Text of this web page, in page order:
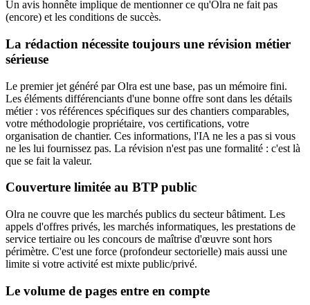
Un avis honnête implique de mentionner ce qu'Olra ne fait pas
(encore) et les conditions de succès.
La rédaction nécessite toujours une révision métier
sérieuse
Le premier jet généré par Olra est une base, pas un mémoire fini.
Les éléments différenciants d'une bonne offre sont dans les détails
métier : vos références spécifiques sur des chantiers comparables,
votre méthodologie propriétaire, vos certifications, votre
organisation de chantier. Ces informations, l'IA ne les a pas si vous
ne les lui fournissez pas. La révision n'est pas une formalité : c'est là
que se fait la valeur.
Couverture limitée au BTP public
Olra ne couvre que les marchés publics du secteur bâtiment. Les
appels d'offres privés, les marchés informatiques, les prestations de
service tertiaire ou les concours de maîtrise d'œuvre sont hors
périmètre. C'est une force (profondeur sectorielle) mais aussi une
limite si votre activité est mixte public/privé.
Le volume de pages entre en compte